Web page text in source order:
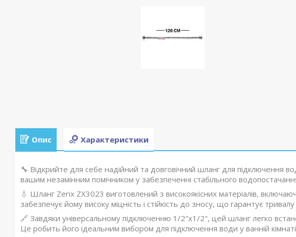
Опис Характеристики
🔧 Відкрийте для себе надійний та довговічний шланг для підключення
вашим незамінним помічником у забезпеченні стабільного
💧 Шланг Zerix ZX3023 виготовлений з високоякісних матеріалів,
забезпечує йому високу міцність і стійкість до зносу, що гарантує
🔗 Завдяки універсальному підключенню 1/2"x1/2", цей шланг легко
Це робить його ідеальним вибором для підключення води у ванній